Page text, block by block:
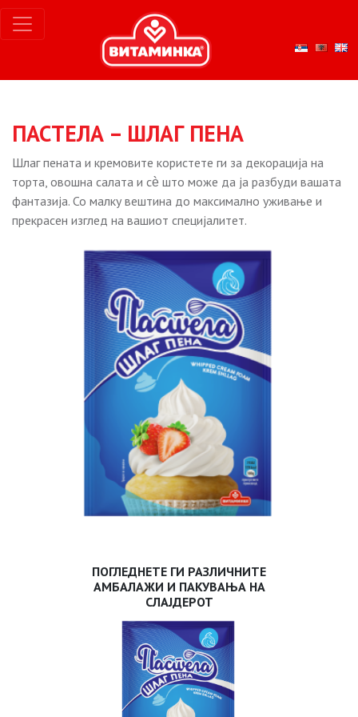
ПАСТЕЛА – ШЛАГ ПЕНА
Шлаг пената и кремовите користете ги за декорација на
торта, овошна салата и сѐ што може да ја разбуди вашата
фантазија. Со малку вештина до максимално уживање и
прекрасен изглед на вашиот специјалитет.
ПОГЛЕДНЕТЕ ГИ РАЗЛИЧНИТЕ
АМБАЛАЖИ И ПАКУВАЊА НА
СЛАЈДЕРОТ